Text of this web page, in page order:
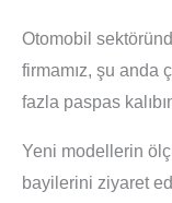
Otomobil
firmamız, şu anda
fazla paspas
Yeni modellerin
bayilerini ziyaret